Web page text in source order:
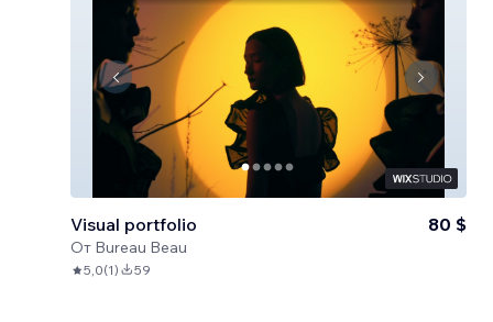
Visual portfolio
От Bureau Beau
80 $
5,0(1) 59